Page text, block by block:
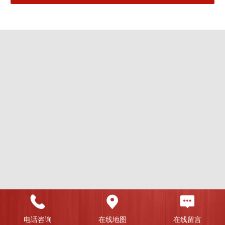
电话咨询 在线地图 在线留言